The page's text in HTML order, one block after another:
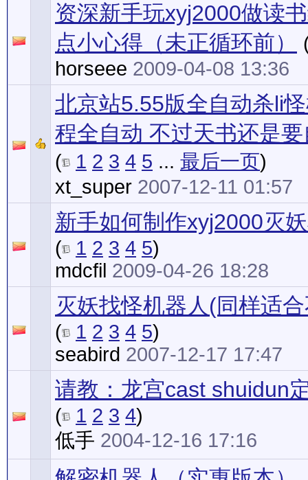
资深新手玩xyj2000做读
点小心得（未正循环前）
horseee 2009-04-08 13:36
北京站5.55版全自动杀li
程全自动 不过天书还是
( 1 2 3 4 5 ... 最后一页)
xt_super 2007-12-11 01:57
新手如何制作xyj2000灭
( 1 2 3 4 5)
mdcfil 2009-04-26 18:28
灭妖找怪机器人(同样适
( 1 2 3 4 5)
seabird 2007-12-17 17:47
请教：龙宫cast shuidun
( 1 2 3 4)
低手 2004-12-16 17:16